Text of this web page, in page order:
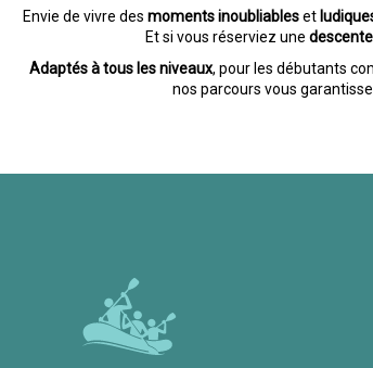
Envie de vivre des moments inoubliableset
Et si vous réserviez une
Adaptés à tous les niveaux, pour les débutants
nos parcours vous